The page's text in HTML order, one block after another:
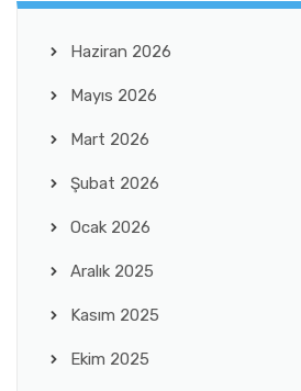
Haziran 2026
Mayıs 2026
Mart 2026
Şubat 2026
Ocak 2026
Aralık 2025
Kasım 2025
Ekim 2025